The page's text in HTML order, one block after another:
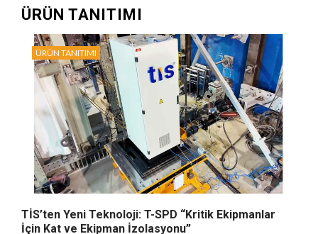
ÜRÜN TANITIMI
ÜRÜN TANITIMI
TİS’ten Yeni Teknoloji: T-SPD “Kritik Ekipmanlar
İçin Kat ve Ekipman İzolasyonu”